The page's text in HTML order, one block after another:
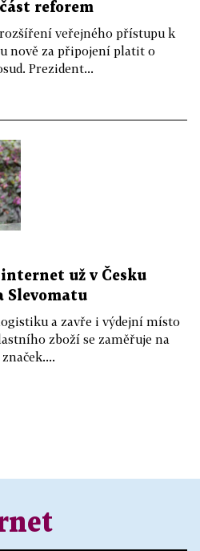
reforem
veřejného přístupu k
nově za připojení platit o
Prezident...
už v Česku
Slevomatu
a zavře i výdejní místo
zboží se zaměřuje na